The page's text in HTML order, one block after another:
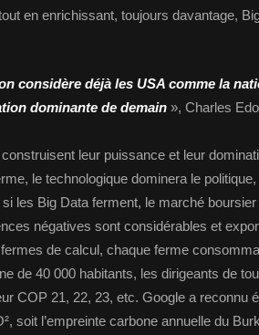
en enrichissant, toujours davantage,
considère déjà les USA comme la
dominante de demain », Charles
leur puissance et leur
le technologique dominera le
les Big Data ferment, le marché boursier
négatives sont considérables et
de calcul, chaque ferme
de 40 000 habitants, les dirigeants de
COP 21, 22, 23, etc. Google a reconnu
soit l’empreinte carbone annuelle du